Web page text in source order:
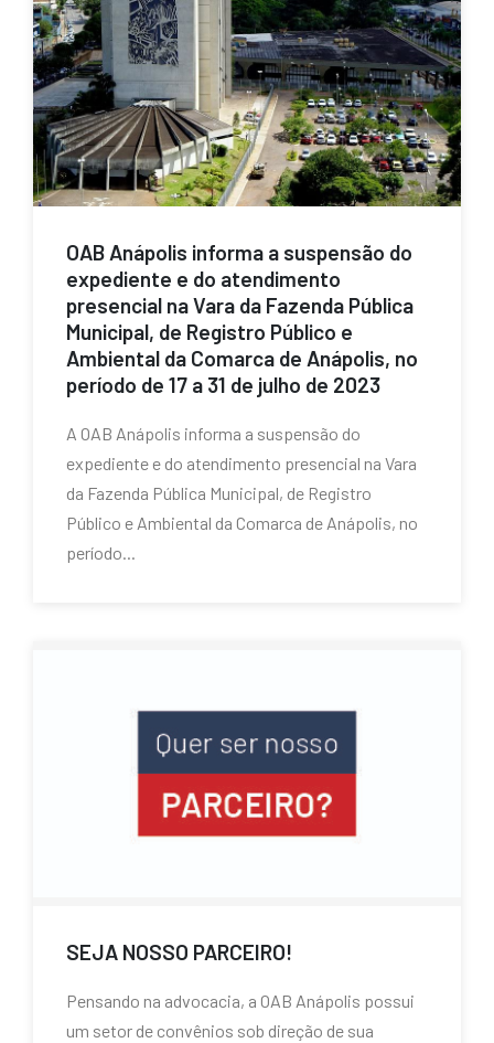
OAB Anápolis informa a suspensão do
expediente e do atendimento
presencial na Vara da Fazenda Pública
Municipal, de Registro Público e
Ambiental da Comarca de Anápolis, no
período de 17 a 31 de julho de 2023
A OAB Anápolis informa a suspensão do
expediente e do atendimento presencial na Vara
da Fazenda Pública Municipal, de Registro
Público e Ambiental da Comarca de Anápolis, no
período...
SEJA NOSSO PARCEIRO!
Pensando na advocacia, a OAB Anápolis possui
um setor de convênios sob direção de sua